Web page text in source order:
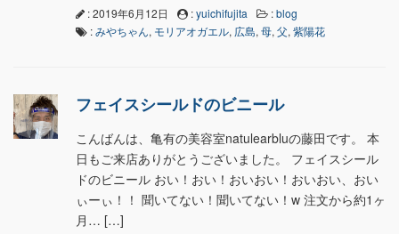
: 2019年6月12日 :yuichifujita :blog
:みやちゃん, モリアオガエル, 広島, 母, 父, 紫陽花
フェイスシールドのビニール
こんばんは、亀有の美容室natulearbluの藤田です。 本
日もご来店ありがとうございました。 フェイスシール
ドのビニール おい！おい！おいおい！おいおい、おい
ぃーぃ！！ 聞いてない！聞いてない！w 注文から約1ヶ
月… […]